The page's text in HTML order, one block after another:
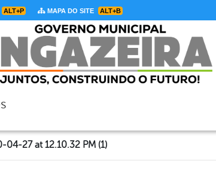
ALT+P MAPA DO SITE ALT+B
27 at 12.10.32 PM (1)